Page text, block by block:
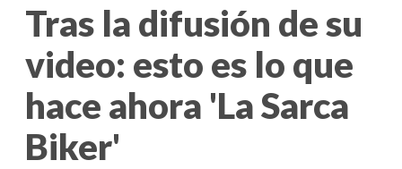
Tras la difusión de su
video: esto es lo que
hace ahora 'La Sarca
Biker'